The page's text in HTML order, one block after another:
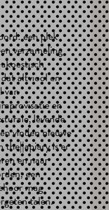
een plek
verzameling
altviool en
van
en
levende
vinden nieuwe
the||apiary is er
en naar
een
mag
talen.